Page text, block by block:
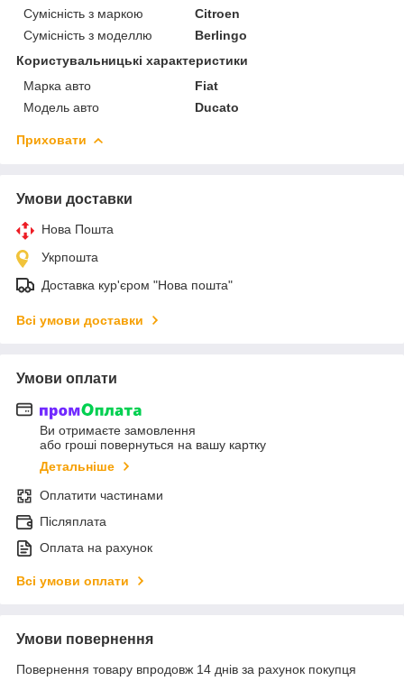
Сумісність з маркою
Citroen
Сумісність з моделлю
Berlingo
Користувальницькі характеристики
Марка авто
Fiat
Модель авто
Ducato
Приховати
Умови доставки
Нова Пошта
Укрпошта
Доставка кур'єром "Нова пошта"
Всі умови доставки
Умови оплати
Ви отримаєте замовлення
або гроші повернуться на вашу картку
Детальніше
Оплатити частинами
Післяплата
Оплата на рахунок
Всі умови оплати
Умови повернення
Повернення товару впродовж 14 днів за рахунок покупця